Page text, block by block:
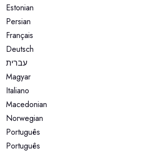
Estonian
Persian
Français
Deutsch
עברית
Magyar
Italiano
Macedonian
Norwegian
Português
Português